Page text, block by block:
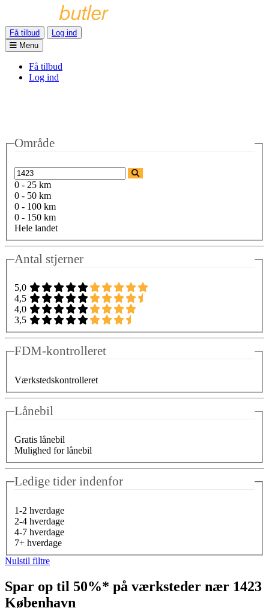
Få tilbud
Log ind
Menu
Få tilbud
Log ind
Område
0 - 25 km
0 - 50 km
0 - 100 km
0 - 150 km
Hele landet
Antal stjerner
5,0
4,5
4,0
3,5
FDM-kontrolleret
Værkstedskontrolleret
Lånebil
Gratis lånebil
Mulighed for lånebil
Ledige tider indenfor
1-2 hverdage
2-4 hverdage
4-7 hverdage
7+ hverdage
Nulstil filtre
Spar op til 50%* på værksteder nær 1423
København